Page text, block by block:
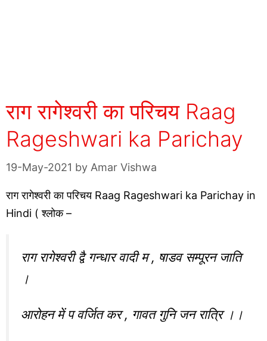
राग रागेश्वरी का परिचय Raag
Rageshwari ka Parichay
19-May-2021 by Amar Vishwa
राग रागेश्वरी का परिचय Raag Rageshwari ka Parichay in
Hindi ( श्लोक –
राग रागेश्वरी द्वै गन्धार वादी म , षाडव सम्पूरन जाति
।
आरोहन में प वर्जित कर , गावत गुनि जन रात्रि ।।